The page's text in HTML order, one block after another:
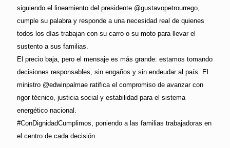
siguiendo el lineamiento del presidente @gustavopetrourrego,
cumple su palabra y responde a una necesidad real de quienes
todos los días trabajan con su carro o su moto para llevar el
sustento a sus familias.
El precio baja, pero el mensaje es más grande: estamos tomando
decisiones responsables, sin engaños y sin endeudar al país. El
ministro @edwinpalmae ratifica el compromiso de avanzar con
rigor técnico, justicia social y estabilidad para el sistema
energético nacional.
#ConDignidadCumplimos, poniendo a las familias trabajadoras en
el centro de cada decisión.